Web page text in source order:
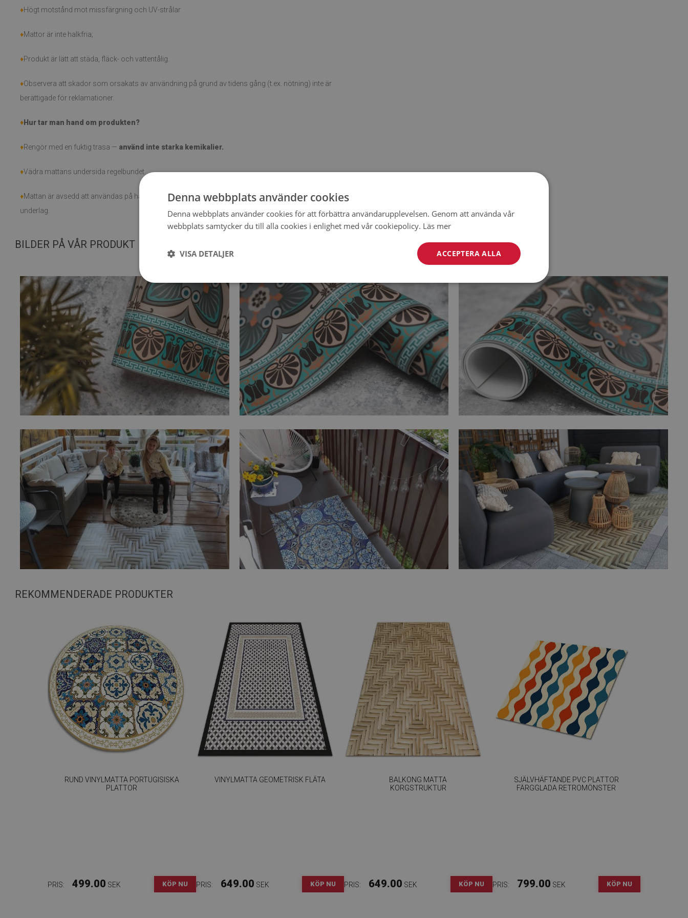
♦Högt motstånd mot missfärgning och UV-strålar
♦Mattor är inte halkfria;
♦Produkt är lätt att städa, fläck- och vattentålig.
♦Observera att skador som orsakats av användning på grund av tidens gång (t.ex. nötning) inte är
berättigade för reklamationer.
♦Hur tar man hand om produkten?
♦Rengör med en fuktig trasa — använd inte starka kemikalier.
♦Vädra mattans undersida regelbundet.
♦Mattan är avsedd att användas på hård yta. Den kan böja sig och röra sig när den placeras på ett mjukt
underlag.
BILDER PÅ VÅR PRODUKT
REKOMMENDERADE PRODUKTER
RUND VINYLMATTA PORTUGISISKA
PLATTOR
PRIS: 499.00 SEK KÖP NU
VINYLMATTA GEOMETRISK FLÄTA
PRIS: 649.00 SEK KÖP NU
BALKONG MATTA
KORGSTRUKTUR
PRIS: 649.00 SEK KÖP NU
SJÄLVHÄFTANDE PVC PLATTOR
FÄRGGLADA RETROMÖNSTER
PRIS: 799.00 SEK KÖP NU
Denna webbplats använder cookies
Denna webbplats använder cookies för att förbättra användarupplevelsen. Genom att använda vår
webbplats samtycker du till alla cookies i enlighet med vår cookiepolicy. Läs mer
ACCEPTERA ALLA
VISA DETALJER